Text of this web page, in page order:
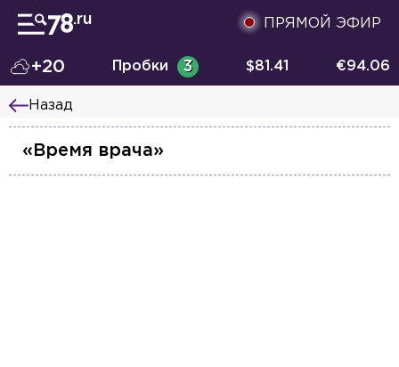
ПРЯМОЙ ЭФИР
+20 Пробки 3 $81.41 €94.06
Назад
«Время врача»